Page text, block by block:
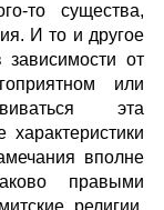
то существа,
И то и другое
от
или
эта
вполне
правыми
религии,